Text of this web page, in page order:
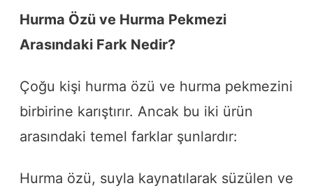
Hurma Özü ve Hurma Pekmezi
Arasındaki Fark Nedir?
Çoğu kişi hurma özü ve hurma pekmezini
birbirine karıştırır. Ancak bu iki ürün
arasındaki temel farklar şunlardır:
Hurma özü, suyla kaynatılarak süzülen ve